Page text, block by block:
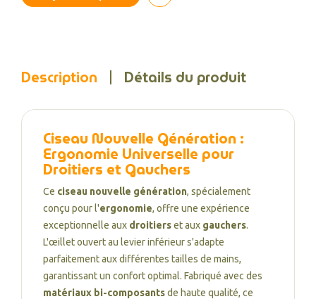
Description Détails du produit
Ciseau Nouvelle Génération :
Ergonomie Universelle pour
Droitiers et Gauchers
Ce ciseau nouvelle génération, spécialement
conçu pour l'ergonomie, offre une expérience
exceptionnelle aux droitierset aux gauchers.
L'œillet ouvert au levier inférieur s'adapte
parfaitement aux différentes tailles de mains,
garantissant un confort optimal. Fabriqué avec des
matériaux bi-composantsde haute qualité, ce